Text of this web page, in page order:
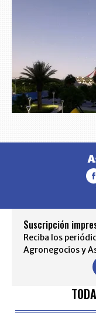
Suscripción
Reciba los
Agronegocios y